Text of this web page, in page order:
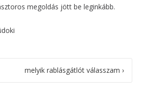
megoldás jött be leginkább.
melyik rablásgátlót válasszam ›